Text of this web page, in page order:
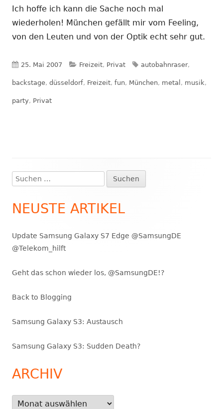
Ich hoffe ich kann die Sache noch mal
wiederholen! München gefällt mir vom Feeling,
von den Leuten und von der Optik echt sehr gut.
Veröffentlicht
am
25. Mai 2007 Kategorien
Freizeit, Privat Schlagwörter
autobahnraser,
backstage, düsseldorf, Freizeit, fun, München, metal , musik,
party, Privat
Haupt-
Seitenleiste
Suchen
nach:
NEUSTE ARTIKEL
Update Samsung Galaxy S7 Edge @SamsungDE
@Telekom_hilft
Geht das schon wieder los, @SamsungDE!?
Back to Blogging
Samsung Galaxy S3: Austausch
Samsung Galaxy S3: Sudden Death?
ARCHIV
Archiv